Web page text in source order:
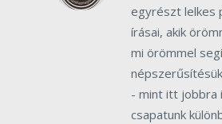
egyrészt lelkes
írásai, akik
mi örömmel
- mint itt jobbra
csapatunk